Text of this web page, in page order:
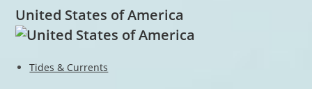
United States of America
Tides & Currents